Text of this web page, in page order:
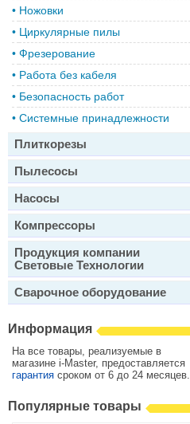
• Ножовки
• Циркулярные пилы
• Фрезерование
• Работа без кабеля
• Безопасность работ
• Системные принадлежности
Плиткорезы
Пылесосы
Насосы
Компрессоры
Продукция компании
Световые Технологии
Сварочное оборудование
Информация
На все товары, реализуемые в
магазине i-Master, предоставляется
гарантия сроком от 6 до 24 месяцев.
Популярные товары